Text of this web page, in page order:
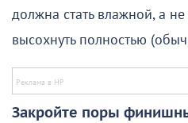
должна стать влажной, а
высохнуть полностью
Закройте поры